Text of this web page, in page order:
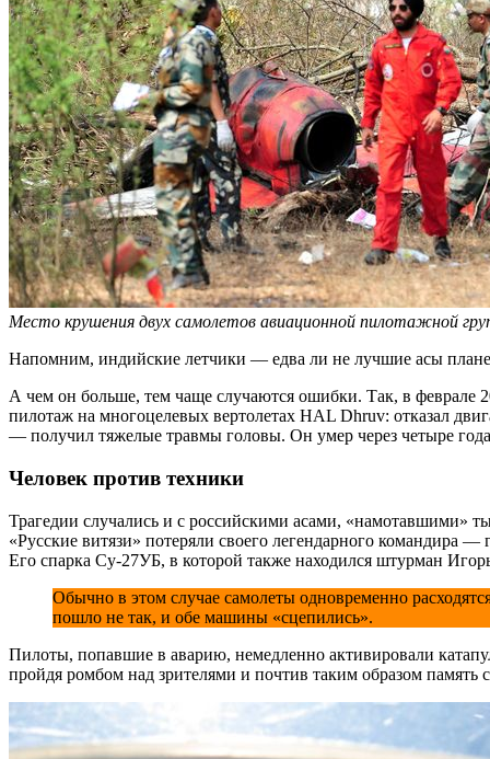
Место крушения двух самолетов авиационной пилотажной
Напомним, индийские летчики — едва ли не лучшие асы
А чем он больше, тем чаще случаются ошибки. Так, в
пилотаж на многоцелевых вертолетах HAL Dhruv: отказал
— получил тяжелые травмы головы. Он умер через четыре
Человек против техники
Трагедии случались и с российскими асами, «намотавшими»
«Русские витязи» потеряли своего легендарного
Его спарка Су-27УБ, в которой также находился штурман
Обычно в этом случае самолеты одновременно
пошло не так, и обе машины «сцепились».
Пилоты, попавшие в аварию, немедленно активировали
пройдя ромбом над зрителями и почтив таким образом память